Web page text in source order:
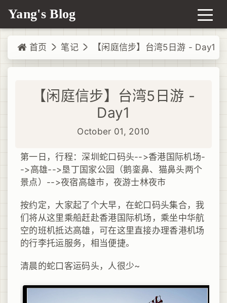
Yang's Blog
首页 笔记 【闲庭信步】台湾5日游 - Day1
【闲庭信步】台湾5日游 -
Day1
October 01, 2010
第一日，行程：深圳蛇口码头-->香港国际机场-
->高雄-->垦丁国家公园（鹅銮鼻、 猫鼻头两个
景点）-->夜宿高雄市，夜游士林夜市
按约定，大家起了个大早，在蛇口码头集合，我
们将从这里乘船赶赴香港国际机场，乘坐中华航
空的班机抵达高雄，可在这里直接办理香港机场
的行李托运服务，相当便捷。
清晨的蛇口客运码头，人很少~